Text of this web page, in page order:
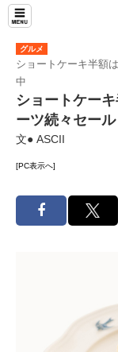
グルメ
ショートケーキ半額
中
ショートケー
ーツ続々セール
文● ASCII
[PC表示へ]